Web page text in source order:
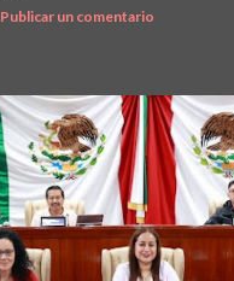
Publicar un comentario